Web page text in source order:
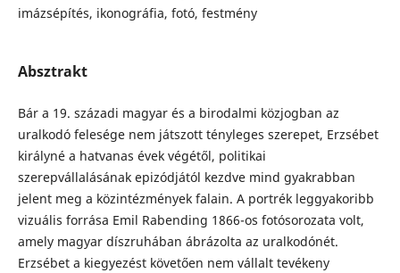
imázsépítés, ikonográfia, fotó, festmény
Absztrakt
Bár a 19. századi magyar és a birodalmi közjogban az
uralkodó felesége nem játszott tényleges szerepet, Erzsébet
királyné a hatvanas évek végétől, politikai
szerepvállalásának epizódjától kezdve mind gyakrabban
jelent meg a közintézmények falain. A portrék leggyakoribb
vizuális forrása Emil Rabending 1866-os fotósorozata volt,
amely magyar díszruhában ábrázolta az uralkodónét.
Erzsébet a kiegyezést követően nem vállalt tevékeny